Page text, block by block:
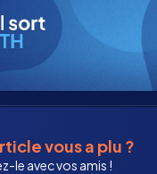
vous a plu ?
le avec vos amis !